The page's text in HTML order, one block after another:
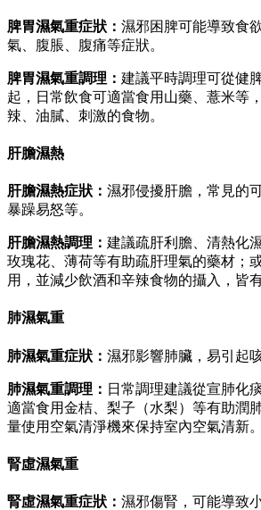
脾胃濕氣重症狀： 濕邪困脾可能導致食
氣、腹脹、腹痛等症狀。
脾胃濕氣重調理： 建議平時調理可從健
起，日常飲食可適當食用山藥、薏米等
辣、油膩、刺激的食物。
肝膽濕熱
肝膽濕熱症狀： 濕邪侵擾肝膽，常見的
暴躁易怒等。
肝膽濕熱調理： 建議疏肝利膽、清熱化
玫瑰花、薄荷等有助疏肝理氣的藥材；
用，並減少飲酒和辛辣食物的攝入，皆
肺濕氣重
肺濕氣重症狀： 濕邪影響肺臟，易引起
肺濕氣重調理： 日常調理建議從宣肺化
適當食用金桔、梨子（水梨）等有助潤
量使用空氣清淨機來保持室內空氣清新。
腎虛濕氣重
腎虛濕氣重症狀： 濕邪傷腎，可能導致